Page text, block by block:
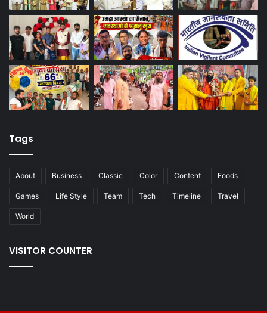
Tags
About Business Classic Color Content Foods
Games Life Style Team Tech Timeline Travel
World
VISITOR COUNTER